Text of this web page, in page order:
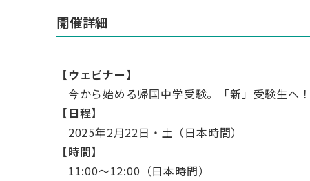
開催詳細
【ウェビナー】
今から始める帰国中学受験。「新」受験生へ
【日程】
2025年2月22日・土（日本時間）
【時間】
11:00〜12:00（日本時間）